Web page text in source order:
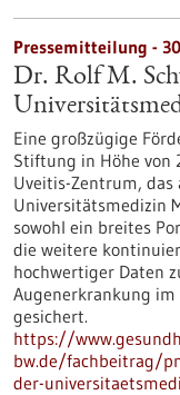
Pressemitteilung -
Dr. Rolf M.
Eine großzügige
Stiftung in Höhe von
Uveitis-Zentrum, das
Universitätsmedizin
sowohl ein breites
die weitere
hochwertiger Daten
Augenerkrankung im
gesichert.
https://
bw.de/fachbeitrag/
der-